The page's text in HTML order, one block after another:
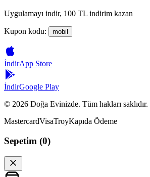
Uygulamayı indir, 100 TL indirim kazan
Kupon kodu: mobil
İndirApp Store
İndirGoogle Play
© 2026 Doğa Evinizde. Tüm hakları saklıdır.
MastercardVisaTroyKapıda Ödeme
Sepetim (0)